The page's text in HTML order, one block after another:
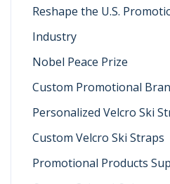
Reshape the U.S.
Industry
Nobel Peace Prize
Custom Promotional
Personalized Velcro Ski
Custom Velcro Ski Straps
Promotional Products